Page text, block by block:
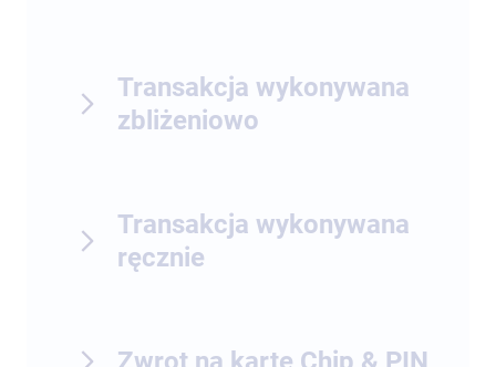
Transakcja wykonywana
zbliżeniowo
Transakcja wykonywana
ręcznie